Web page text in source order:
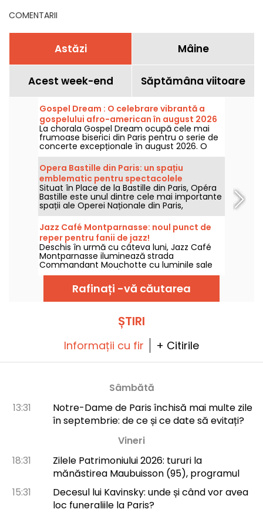
COMENTARII
Astăzi Mâine
Acest week-end Săptămâna viitoare
Gospel Dream : O celebrare vibrantă a
gospelului afro-american în august 2026
la Paris
La chorala Gospel Dream ocupă cele mai
frumoase biserici din Paris pentru o serie de
concerte excepționale în august 2026. O
experiență muzicală unică care
sărbătorește speranța, unitatea și reziliența
prin cântecele autentice ale Bisericii Afro-
Americane.
Opera Bastille din Paris: un spațiu
emblematic pentru spectacolele
contemporane de operă
Situat în Place de la Bastille din Paris, Opéra
Bastille este unul dintre cele mai importante
spații ale Operei Naționale din Paris,
specializată în spectacole de operă și balet
pe tot parcursul anului. Inaugurat în 1989,
acest edificiu modern găzduiește anual un
public numeros și reprezintă un punct de
referință pentru iubitorii de muzică lirică și
dans în capitală.
Jazz Café Montparnasse: noul punct de
reper pentru fanii de jazz!
Deschis în urmă cu câteva luni, Jazz Café
Montparnasse iluminează strada
Commandant Mouchotte cu luminile sale
de neon vermillon. În interior, vă așteaptă
jazz și mâncare bună....
Rafinați -vă căutarea
ȘTIRI
Informații cu fir + Citirile
Sâmbătă
13:31
Notre-Dame de Paris închisă mai multe zile
în septembrie: de ce și ce date să evitați?
Vineri
18:31
Zilele Patrimoniului 2026: tururi la
mănăstirea Maubuisson (95), programul
15:31
Decesul lui Kavinsky: unde și când vor avea
loc funeraliile la Paris?